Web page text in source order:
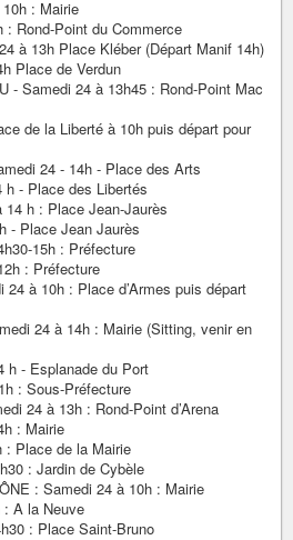
: Mairie
: Rond-Point du Commerce
à 13h Place Kléber (Départ Manif 14h)
Place de Verdun
- Samedi 24 à 13h45 : Rond-Point Mac
de la Liberté à 10h puis départ pour
24 - 14h - Place des Arts
h - Place des Libertés
14 h : Place Jean-Jaurès
- Place Jean Jaurès
15h : Préfecture
: Préfecture
24 à 10h : Place d’Armes puis départ
24 à 14h : Mairie (Sitting, venir en
h - Esplanade du Port
: Sous-Préfecture
24 à 13h : Rond-Point d’Arena
: Mairie
: Place de la Mairie
: Jardin de Cybèle
: Samedi 24 à 10h : Mairie
: A la Neuve
: Place Saint-Bruno